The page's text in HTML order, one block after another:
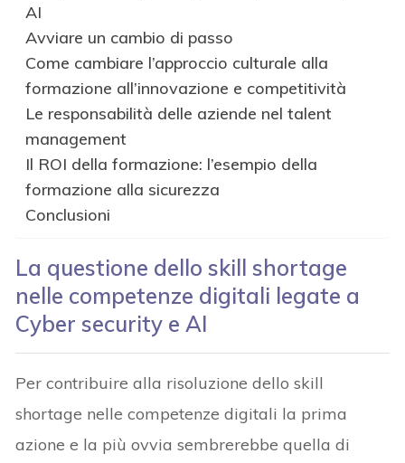
AI
Avviare un cambio di passo
Come cambiare l’approccio culturale alla
formazione all’innovazione e competitività
Le responsabilità delle aziende nel talent
management
Il ROI della formazione: l’esempio della
formazione alla sicurezza
Conclusioni
La questione dello skill shortage
nelle competenze digitali legate a
Cyber security e AI
Per contribuire alla risoluzione dello skill
shortage nelle competenze digitali la prima
azione e la più ovvia sembrerebbe quella di